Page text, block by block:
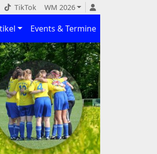
TikTok WM 2026
Events & Termine